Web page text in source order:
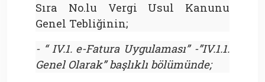
Sıra No.lu Vergi Usul Kanunu
Genel Tebliğinin;
- “ IV.1. e-Fatura Uygulaması” -”IV.1.1.
Genel Olarak” başlıklı bölümünde;